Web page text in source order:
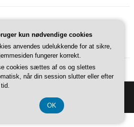
By
Back to Top ↑
kun nødvendige cookies
anvendes udelukkende for at sikre,
fungerer korrekt.
cookies sættes af os og slettes
når din session slutter eller efter
OK